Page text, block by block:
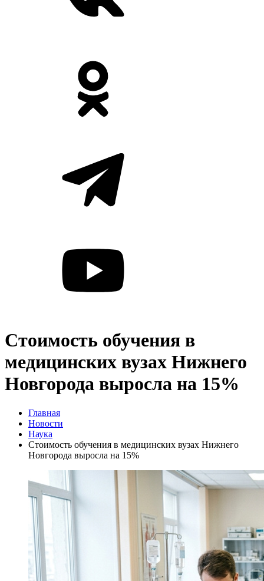
Стоимость обучения в
медицинских вузах Нижнего
Новгорода выросла на 15%
Главная
Новости
Наука
Стоимость обучения в медицинских вузах Нижнего
Новгорода выросла на 15%